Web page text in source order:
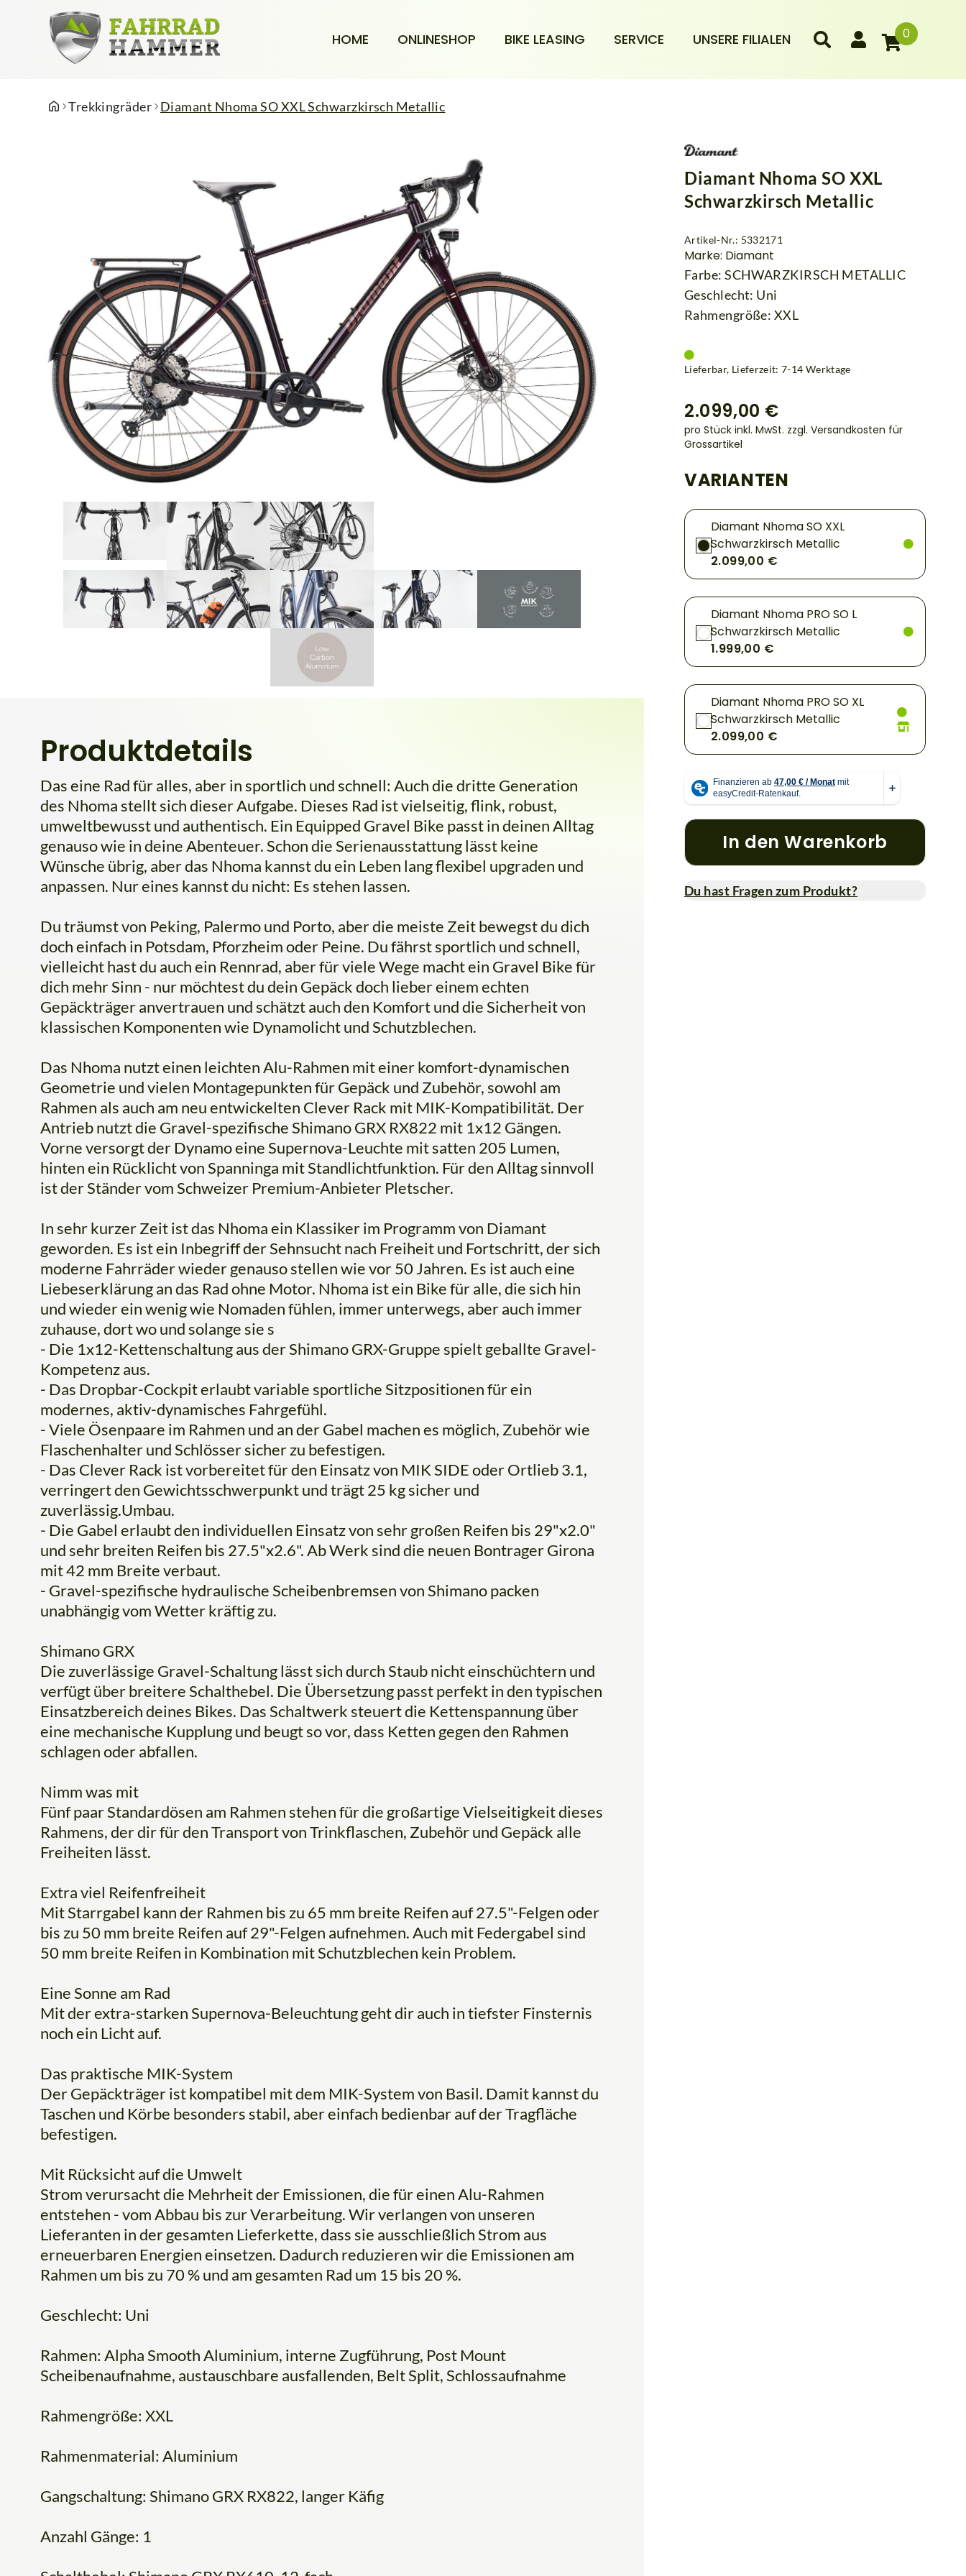
HOME ONLINESHOP BIKE LEASING SERVICE UNSERE FILIALEN 0
Trekkingräder Diamant Nhoma SO XXL Schwarzkirsch Metallic
Produktdetails
Das eine Rad für alles, aber in sportlich und schnell: Auch die dritte Generation
des Nhoma stellt sich dieser Aufgabe. Dieses Rad ist vielseitig, flink, robust,
umweltbewusst und authentisch. Ein Equipped Gravel Bike passt in deinen Alltag
genauso wie in deine Abenteuer. Schon die Serienausstattung lässt keine
Wünsche übrig, aber das Nhoma kannst du ein Leben lang flexibel upgraden und
anpassen. Nur eines kannst du nicht: Es stehen lassen.
Du träumst von Peking, Palermo und Porto, aber die meiste Zeit bewegst du dich
doch einfach in Potsdam, Pforzheim oder Peine. Du fährst sportlich und schnell,
vielleicht hast du auch ein Rennrad, aber für viele Wege macht ein Gravel Bike für
dich mehr Sinn - nur möchtest du dein Gepäck doch lieber einem echten
Gepäckträger anvertrauen und schätzt auch den Komfort und die Sicherheit von
klassischen Komponenten wie Dynamolicht und Schutzblechen.
Das Nhoma nutzt einen leichten Alu-Rahmen mit einer komfort-dynamischen
Geometrie und vielen Montagepunkten für Gepäck und Zubehör, sowohl am
Rahmen als auch am neu entwickelten Clever Rack mit MIK-Kompatibilität. Der
Antrieb nutzt die Gravel-spezifische Shimano GRX RX822 mit 1x12 Gängen.
Vorne versorgt der Dynamo eine Supernova-Leuchte mit satten 205 Lumen,
hinten ein Rücklicht von Spanninga mit Standlichtfunktion. Für den Alltag sinnvoll
ist der Ständer vom Schweizer Premium-Anbieter Pletscher.
In sehr kurzer Zeit ist das Nhoma ein Klassiker im Programm von Diamant
geworden. Es ist ein Inbegriff der Sehnsucht nach Freiheit und Fortschritt, der sich
moderne Fahrräder wieder genauso stellen wie vor 50 Jahren. Es ist auch eine
Liebeserklärung an das Rad ohne Motor. Nhoma ist ein Bike für alle, die sich hin
und wieder ein wenig wie Nomaden fühlen, immer unterwegs, aber auch immer
zuhause, dort wo und solange sie s
- Die 1x12-Kettenschaltung aus der Shimano GRX-Gruppe spielt geballte Gravel-
Kompetenz aus.
- Das Dropbar-Cockpit erlaubt variable sportliche Sitzpositionen für ein
modernes, aktiv-dynamisches Fahrgefühl.
- Viele Ösenpaare im Rahmen und an der Gabel machen es möglich, Zubehör wie
Flaschenhalter und Schlösser sicher zu befestigen.
- Das Clever Rack ist vorbereitet für den Einsatz von MIK SIDE oder Ortlieb 3.1,
verringert den Gewichtsschwerpunkt und trägt 25 kg sicher und
zuverlässig.Umbau.
- Die Gabel erlaubt den individuellen Einsatz von sehr großen Reifen bis 29"x2.0"
und sehr breiten Reifen bis 27.5"x2.6". Ab Werk sind die neuen Bontrager Girona
mit 42 mm Breite verbaut.
- Gravel-spezifische hydraulische Scheibenbremsen von Shimano packen
unabhängig vom Wetter kräftig zu.
Shimano GRX
Die zuverlässige Gravel-Schaltung lässt sich durch Staub nicht einschüchtern und
verfügt über breitere Schalthebel. Die Übersetzung passt perfekt in den typischen
Einsatzbereich deines Bikes. Das Schaltwerk steuert die Kettenspannung über
eine mechanische Kupplung und beugt so vor, dass Ketten gegen den Rahmen
schlagen oder abfallen.
Nimm was mit
Fünf paar Standardösen am Rahmen stehen für die großartige Vielseitigkeit dieses
Rahmens, der dir für den Transport von Trinkflaschen, Zubehör und Gepäck alle
Freiheiten lässt.
Extra viel Reifenfreiheit
Mit Starrgabel kann der Rahmen bis zu 65 mm breite Reifen auf 27.5"-Felgen oder
bis zu 50 mm breite Reifen auf 29"-Felgen aufnehmen. Auch mit Federgabel sind
50 mm breite Reifen in Kombination mit Schutzblechen kein Problem.
Eine Sonne am Rad
Mit der extra-starken Supernova-Beleuchtung geht dir auch in tiefster Finsternis
noch ein Licht auf.
Das praktische MIK-System
Der Gepäckträger ist kompatibel mit dem MIK-System von Basil. Damit kannst du
Taschen und Körbe besonders stabil, aber einfach bedienbar auf der Tragfläche
befestigen.
Mit Rücksicht auf die Umwelt
Strom verursacht die Mehrheit der Emissionen, die für einen Alu-Rahmen
entstehen - vom Abbau bis zur Verarbeitung. Wir verlangen von unseren
Lieferanten in der gesamten Lieferkette, dass sie ausschließlich Strom aus
erneuerbaren Energien einsetzen. Dadurch reduzieren wir die Emissionen am
Rahmen um bis zu 70 % und am gesamten Rad um 15 bis 20 %.
Geschlecht: Uni
Rahmen: Alpha Smooth Aluminium, interne Zugführung, Post Mount
Scheibenaufnahme, austauschbare ausfallenden, Belt Split, Schlossaufnahme
Rahmengröße: XXL
Rahmenmaterial: Aluminium
Gangschaltung: Shimano GRX RX822, langer Käfig
Anzahl Gänge: 1
Diamant Nhoma SO XXL
Schwarzkirsch Metallic
Artikel-Nr.: 5332171
Marke: Diamant
Farbe: SCHWARZKIRSCH METALLIC
Geschlecht: Uni
Rahmengröße: XXL
Lieferbar, Lieferzeit: 7-14 Werktage
2.099,00 €
pro Stück inkl. MwSt. zzgl. Versandkosten für
Grossartikel
VARIANTEN
Diamant Nhoma SO XXL
Schwarzkirsch Metallic
2.099,00 €
Diamant Nhoma PRO SO L
Schwarzkirsch Metallic
1.999,00 €
Diamant Nhoma PRO SO XL
Schwarzkirsch Metallic
2.099,00 €
In den Warenkorb
Du hast Fragen zum Produkt?